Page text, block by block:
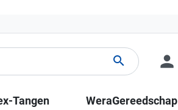
search person
Tangen WeraGereedschap